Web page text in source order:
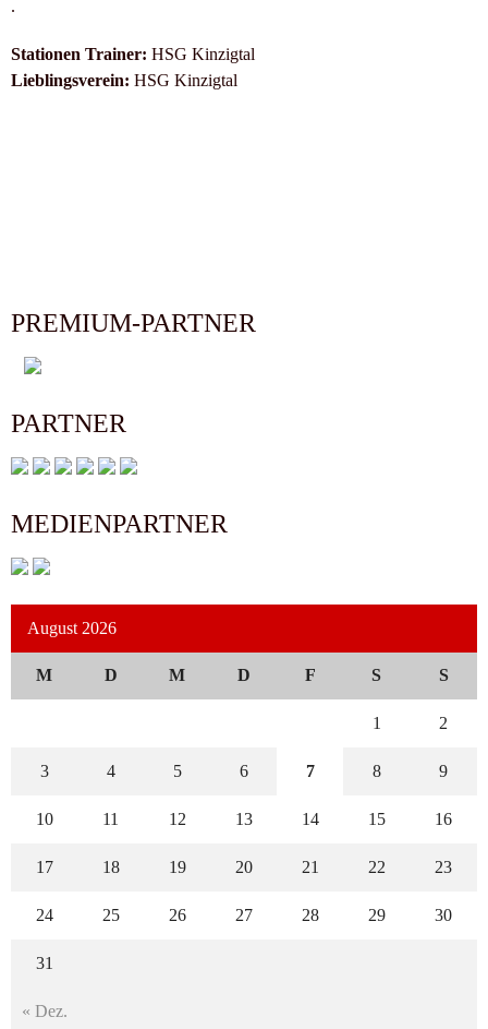
.
Stationen Trainer: HSG Kinzigtal
Lieblingsverein: HSG Kinzigtal
PREMIUM-PARTNER
PARTNER
MEDIENPARTNER
August 2026
M D M D F S S
« Dez.
1 2
3 4 5 6 7 8 9
10 11 12 13 14 15 16
17 18 19 20 21 22 23
24 25 26 27 28 29 30
31